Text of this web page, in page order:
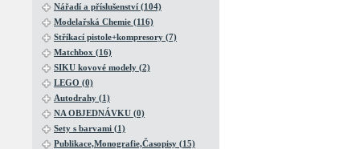
Nářadí a příslušenství (104)
Modelařská Chemie (116)
Stříkací pistole+kompresory (7)
Matchbox (16)
SIKU kovové modely (2)
LEGO (0)
Autodrahy (1)
NA OBJEDNÁVKU (0)
Sety s barvami (1)
Publikace,Monografie,Časopisy (15)